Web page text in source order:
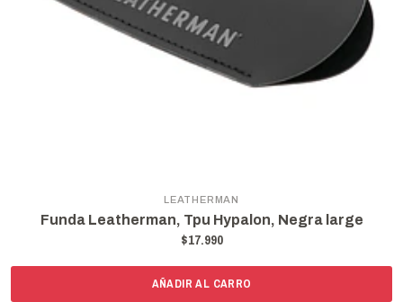
LEATHERMAN
Funda Leatherman, Tpu Hypalon, Negra large
$17.990
AÑADIR AL CARRO